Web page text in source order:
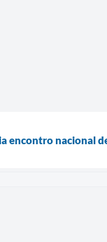
encontro nacional